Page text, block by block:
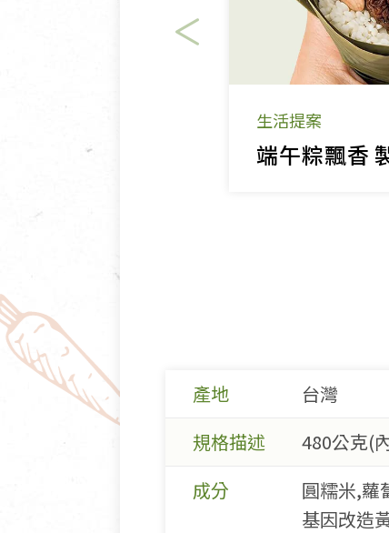
生活提案
端午粽飄香
產地
台灣
規格描述
480公克(
成分
圓糯米,蘿
基因改造